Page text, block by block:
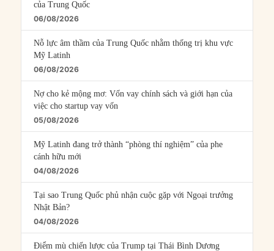
của Trung Quốc
06/08/2026
Nỗ lực âm thầm của Trung Quốc nhằm thống trị khu vực
Mỹ Latinh
06/08/2026
Nợ cho kẻ mộng mơ: Vốn vay chính sách và giới hạn của
việc cho startup vay vốn
05/08/2026
Mỹ Latinh đang trở thành “phòng thí nghiệm” của phe
cánh hữu mới
04/08/2026
Tại sao Trung Quốc phủ nhận cuộc gặp với Ngoại trưởng
Nhật Bản?
04/08/2026
Điểm mù chiến lược của Trump tại Thái Bình Dương